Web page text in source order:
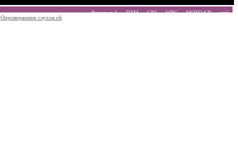
Формула 1 DTM GP2 WRC MOTO GP
ещё
Опровержение слухов об